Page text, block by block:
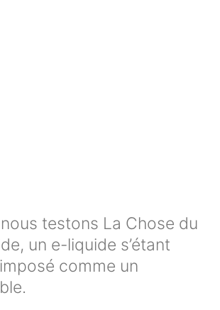
nous testons La Chose du
un e-liquide s’étant
comme un